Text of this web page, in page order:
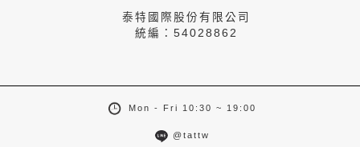
泰特國際股份有限公司
統編：54028862
Mon - Fri 10:30 ~ 19:00
@tattw